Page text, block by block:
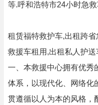
等.呼和浩特市24小时急
租赁福特救护车,出租跨
救援车租用,出租私人护送
一、本救援中心拥有优秀
体系，以现代化、网络化
贯遵循以人为本的风格，